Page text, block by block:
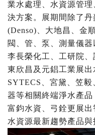
業水處理、水資源管
決方案。展期間除了
(Denso)、大地昌、金
閥、管、泵、測量儀器
李長榮化工、工研院、
東欣昌及元錩工業展
SYTECS、宮黛、笠
器等相關終端淨水產品
富鈞水資、弓銓更展
水資源最新趨勢產品與